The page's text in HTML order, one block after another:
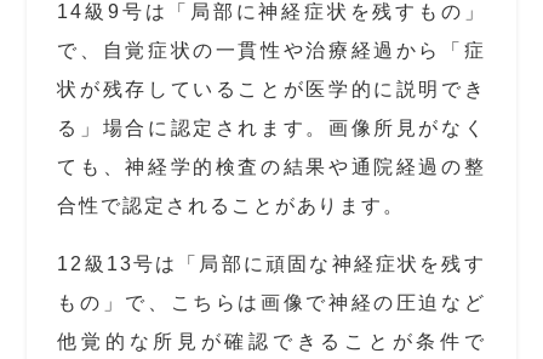
14級9号は「局部に神経症状を残すもの」
で、自覚症状の一貫性や治療経過から「症
状が残存していることが医学的に説明でき
る」場合に認定されます。画像所見がなく
ても、神経学的検査の結果や通院経過の整
合性で認定されることがあります。
12級13号は「局部に頑固な神経症状を残す
もの」で、こちらは画像で神経の圧迫など
他覚的な所見が確認できることが条件で